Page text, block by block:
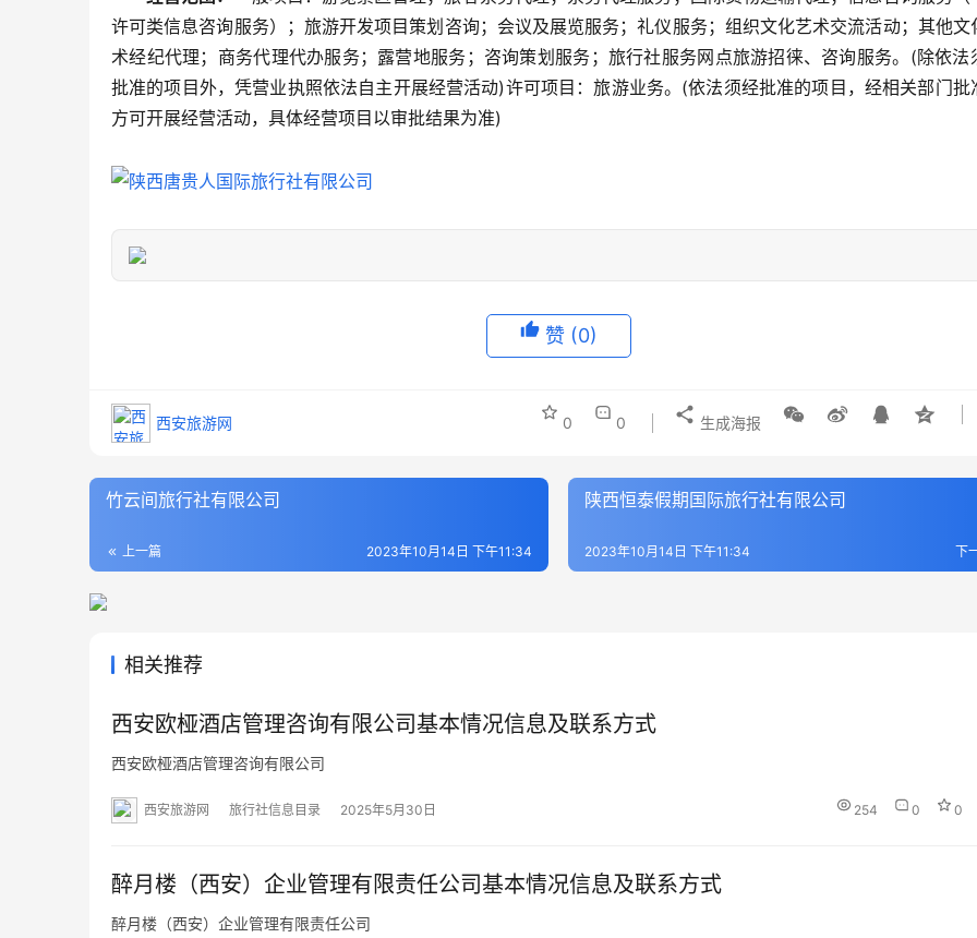
许可类信息咨询服务）；旅游开发项目策划咨询；会议及展览服务；礼仪服务；组织文化艺术交流活动；其他文
术经纪代理；商务代理代办服务；露营地服务；咨询策划服务；旅行社服务网点旅游招徕、咨询服务。(除依法
批准的项目外，凭营业执照依法自主开展经营活动)许可项目：旅游业务。(依法须经批准的项目，经相关部门批
方可开展经营活动，具体经营项目以审批结果为准)
赞 (0)
西安旅游网 0 0 生成海报
竹云间旅行社有限公司
上一篇 2023年10月14日 下午11:34
陕西恒泰假期国际旅行社有限公司
下
2023年10月14日 下午11:34
相关推荐
西安欧桠酒店管理咨询有限公司基本情况信息及联系方式
西安欧桠酒店管理咨询有限公司
西安旅游网 旅行社信息目录 2025年5月30日 254 0 0
醉月楼（西安）企业管理有限责任公司基本情况信息及联系方式
醉月楼（西安）企业管理有限责任公司